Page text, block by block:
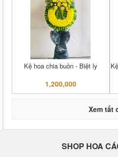
Kệ hoa chia buồn - Biệt ly
1,200,000
Xem tất
SHOP HOA